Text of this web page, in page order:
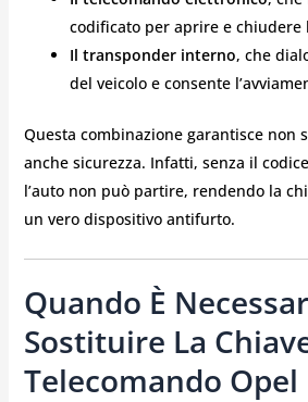
codificato per aprire e chiudere
Il transponder interno, che
del veicolo e consente
Questa combinazione garantisce non
anche sicurezza. Infatti, senza il
l’auto non può partire, rendendo la
un vero dispositivo antifurto.
Quando È
Sostituire La
Telecomando Opel